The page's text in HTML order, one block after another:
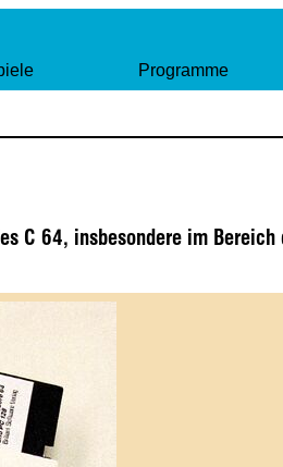
Programme
C 64, insbesondere im